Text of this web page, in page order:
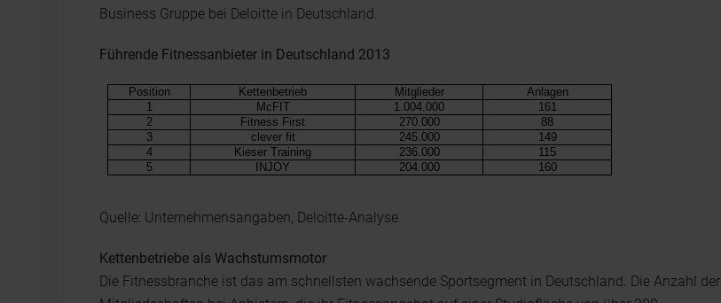
Business Gruppe bei Deloitte in Deutschland.
Führende Fitnessanbieter in Deutschland 2013
Position Kettenbetrieb Mitglieder
Anlagen
1
McFIT 1.004.000
161
2
Fitness First 270.000
88
3
clever fit 245.000
149
4
Kieser Training 236.000
115
5
INJOY 204.000 160
Quelle: Unternehmensangaben, Deloitte-Analyse
Kettenbetriebe als Wachstumsmotor
Die Fitnessbranche ist das am schnellsten wachsende Sportsegment in Deutschland. Die Anzahl der